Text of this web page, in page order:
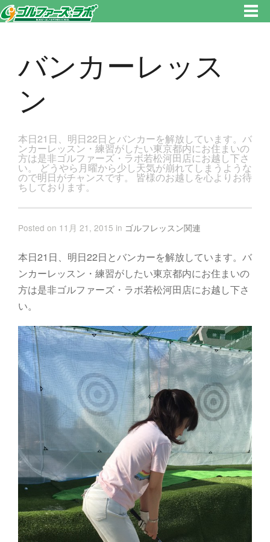
ルフレッスン！
バンカーレッス
ン
本日21日、明日22日とバンカーを解放しています。バ
ンカーレッスン・練習がしたい東京都内にお住まいの
方は是非ゴルファーズ・ラボ若松河田店にお越し下さ
い。 どうやら月曜から少し天気が崩れてしまうような
ので明日がチャンスです。 皆様のお越しを心よりお待
ちしております。
Posted on 11月 21, 2015 in ゴルフレッスン関連
本日21日、明日22日とバンカーを解放しています。バ
ンカーレッスン・練習がしたい東京都内にお住まいの
方は是非ゴルファーズ・ラボ若松河田店にお越し下さ
い。